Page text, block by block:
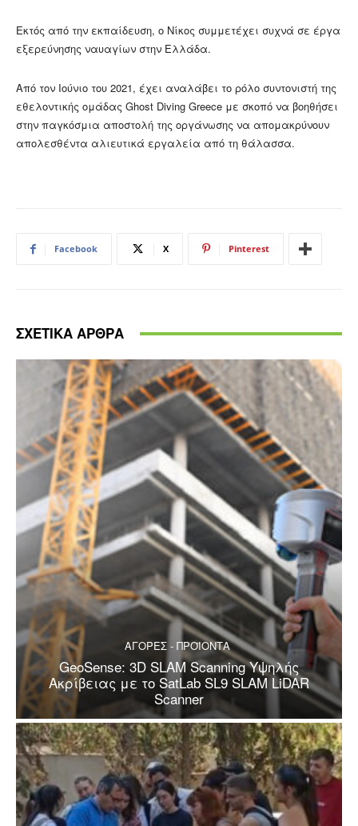
Εκτός από την εκπαίδευση, ο Νίκος συμμετέχει συχνά σε έργα
εξερεύνησης ναυαγίων στην Ελλάδα.
Aπό τον Ιούνιο του 2021, έχει αναλάβει το ρόλο συντονιστή της
εθελοντικής ομάδας Ghost Diving Greece με σκοπό να βοηθήσει
στην παγκόσμια αποστολή της οργάνωσης να απομακρύνουν
απολεσθέντα αλιευτικά εργαλεία από τη θάλασσα.
Facebook X Pinterest
ΣΧΕΤΙΚΑ ΑΡΘΡΑ
ΑΓΟΡΕΣ - ΠΡΟΪΟΝΤΑ
GeoSense: 3D SLAM Scanning Υψηλής
Ακρίβειας με το SatLab SL9 SLAM LiDAR
Scanner